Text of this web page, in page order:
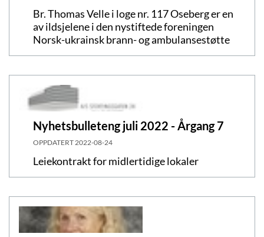
Br. Thomas Velle i loge nr. 117 Oseberg er en
av ildsjelene i den nystiftede foreningen
Norsk-ukrainsk brann- og ambulansestøtte
Nyhetsbulleteng juli 2022 - Årgang 7
OPPDATERT 2022-08-24
Leiekontrakt for midlertidige lokaler